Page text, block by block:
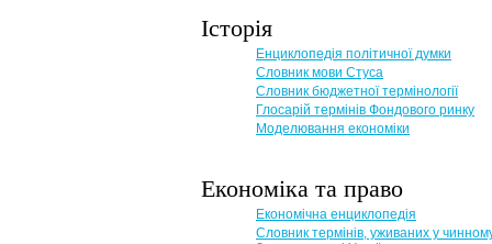
Історія
Енциклопедія політичної думки
Словник мови Стуса
Словник бюджетної термінології
Глосарій термінів Фондового ринку
Моделювання економіки
Економіка та право
Eкономічна енциклопедія
Словник термінів, уживаних у